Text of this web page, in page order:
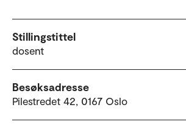
Stillingstittel
dosent
Besøksadresse
Pilestredet 42, 0167 Oslo